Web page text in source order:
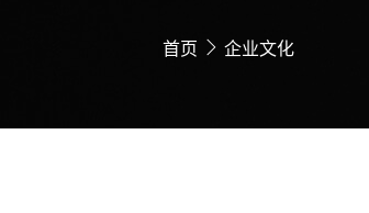
首页 企业文化